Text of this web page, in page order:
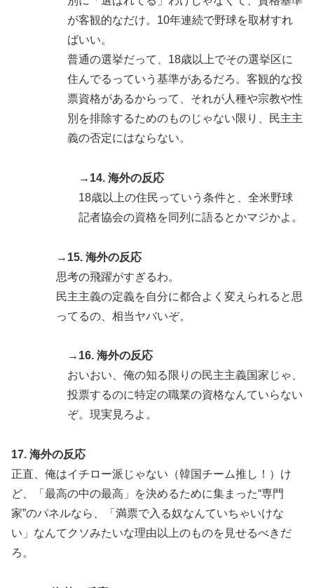
が客観的なだけ。10年連続で野球を取材すれ
ばいい。
普通の選挙だって、18歳以上でその選挙区に
住んでるっていう基準があるだろ。客観的な投
票資格があるからって、それが人種や宗教や性
別を排除するためのものじゃない限り、民主主
義の否定にはならない。
→14. 海外の反応
18歳以上の住民っていう条件と、全米野球
記者協会の資格を同列に語るとかマジかよ。
→15. 海外の反応
思考の飛躍がすぎるわ。
民主主義の定義を自分に都合よく変えられると思
ってるの、相当ヤバいぞ。
→16. 海外の反応
おいおい、俺の知る限りの民主主義国家じゃ、
投票するのに特定の職業の資格なんていらない
ぞ。現実見ろよ。
17. 海外の反応
正直、俺はイチロー派じゃない（韓国チーム推し！）け
ど、「最高の中の最高」を決めるために集まった“専門
家”のパネルなら、「満票で入る奴なんていちゃいけな
い」なんてクソみたいな理由以上のものを見せるべきだ
ろ。